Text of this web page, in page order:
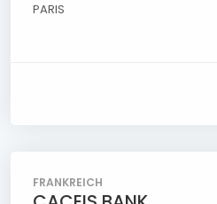
PARIS
FRANKREICH